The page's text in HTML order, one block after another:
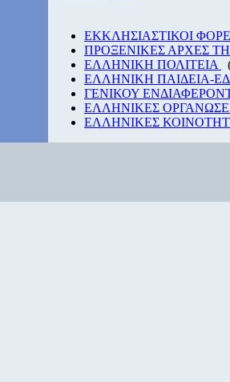
EKKΛΗΣΙΑΣΤΙΚΟΙ
ΠΡΟΞΕΝΙΚΕΣ ΑΡΧΕΣ
ΕΛΛΗΝΙΚΗ ΠΟΛΙΤΕΙΑ
ΕΛΛΗΝΙΚΗ ΠΑΙΔΕΙΑ-
ΓΕΝΙΚΟΥ
ΕΛΛΗΝΙΚΕΣ
ΕΛΛΗΝΙΚΕΣ